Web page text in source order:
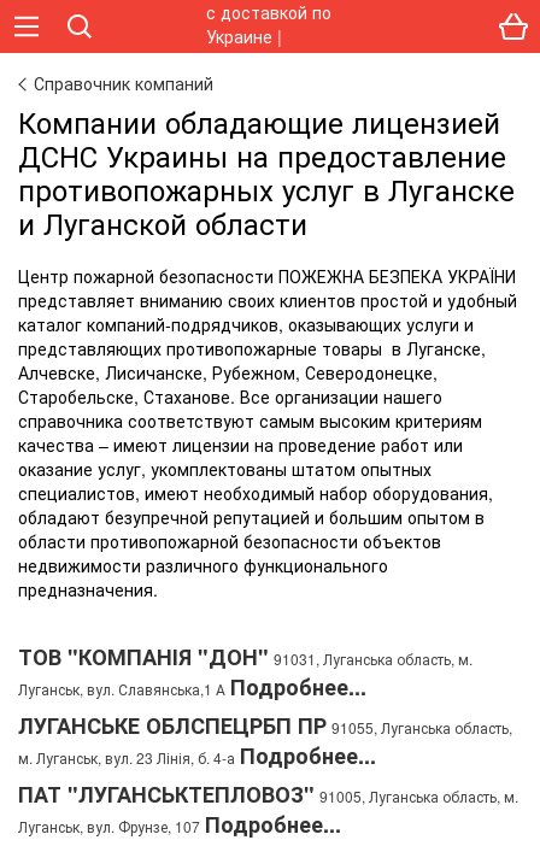
Справочник компаний
Компании обладающие лицензией
ДСНС Украины на предоставление
противопожарных услуг в Луганске
и Луганской области
Центр пожарной безопасности ПОЖЕЖНА БЕЗПЕКА УКРАЇНИ
представляет вниманию своих клиентов простой и удобный
каталог компаний-подрядчиков, оказывающих услуги и
представляющих противопожарные товары в Луганске,
Алчевске, Лисичанске, Рубежном, Северодонецке,
Старобельске, Стаханове. Все организации нашего
справочника соответствуют самым высоким критериям
качества – имеют лицензии на проведение работ или
оказание услуг, укомплектованы штатом опытных
специалистов, имеют необходимый набор оборудования,
обладают безупречной репутацией и большим опытом в
области противопожарной безопасности объектов
недвижимости различного функционального
предназначения.
ТОВ "КОМПАНІЯ "ДОН" 91031, Луганська область, м.
Луганськ, вул. Славянська,1 А Подробнее...
ЛУГАНСЬКЕ ОБЛСПЕЦРБП ПР 91055, Луганська область,
м. Луганськ, вул. 23 Лінія, б. 4-а Подробнее...
ПАТ "ЛУГАНСЬКТЕПЛОВОЗ" 91005, Луганська область, м.
Луганськ, вул. Фрунзе, 107 Подробнее...